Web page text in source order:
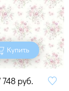
Купить
748 руб.